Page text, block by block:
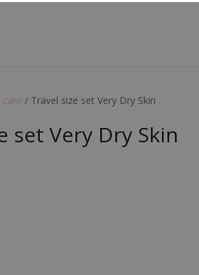
care / Travel size set Very Dry Skin
set Very Dry Skin